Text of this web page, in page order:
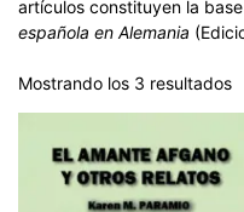
artículos constituyen la
española en Alemania
Mostrando los 3 resultados